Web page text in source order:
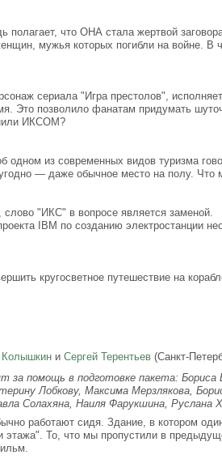
полагает, что ОНА стала жертвой
мужья которых погибли на войне. В
сериала "Игра престолов",
Это позволило фанатам придумать
ИКСОМ?
одном из современных видов туризма
угодно — даже обычное место на полу.
слово "ИКС" в вопросе является заменой.
IBM по созданию электростанции
кругосветное путешествие на
Колышкин иСергей Терентьев (Санкт-
за помощь в подготовке пакета:
Лобкову, Максима Мерзлякова,
Солахяна, Наиля Фарукшина, Руслана
работают сидя. Здание, в котором
этажа". То, что мы пропустили в